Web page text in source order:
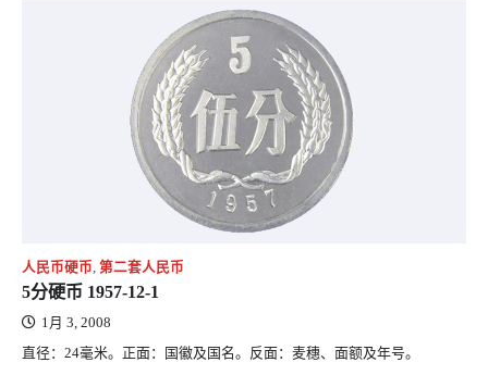
人民币硬币, 第二套人民币
5分硬币 1957-12-1
1月 3, 2008
直径：24毫米。正面：国徽及国名。反面：麦穗、面额及年号。